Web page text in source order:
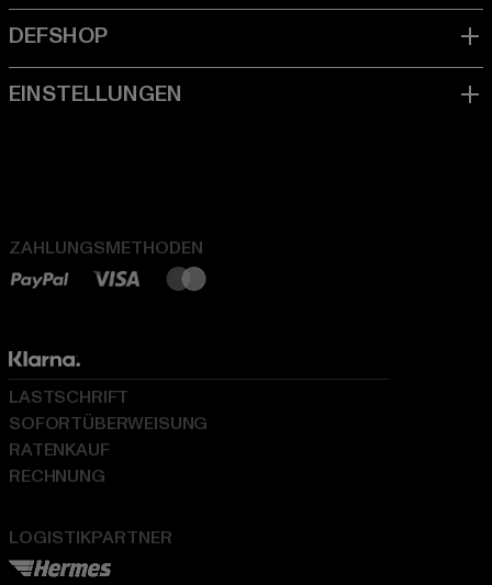
ZAHLUNGSMETHODEN
LOGISTIKPARTNER
LASTSCHRIFT
SOFORTÜBERWEISUNG
RATENKAUF
RECHNUNG